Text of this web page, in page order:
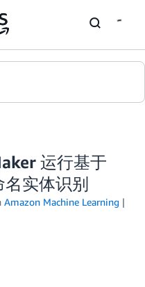
运行基于
实体识别
Amazon Machine Learning